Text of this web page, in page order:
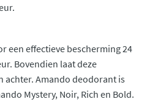
een effectieve bescherming 24
Bovendien laat deze
achter. Amando deodorant is
Mystery, Noir, Rich en Bold.